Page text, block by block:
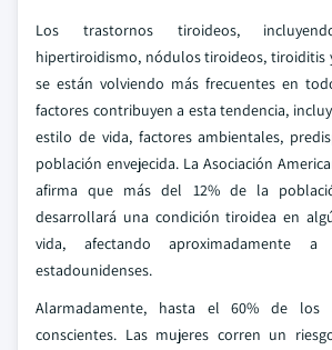
Los trastornos tiroideos,
hipertiroidismo, nódulos tiroideos, tiroiditis
se están volviendo más frecuentes en
factores contribuyen a esta tendencia,
estilo de vida, factores ambientales,
población envejecida. La Asociación
afirma que más del 12% de la
desarrollará una condición tiroidea en
vida, afectando aproximadamente
estadounidenses.
Alarmadamente, hasta el 60% de los
conscientes. Las mujeres corren un